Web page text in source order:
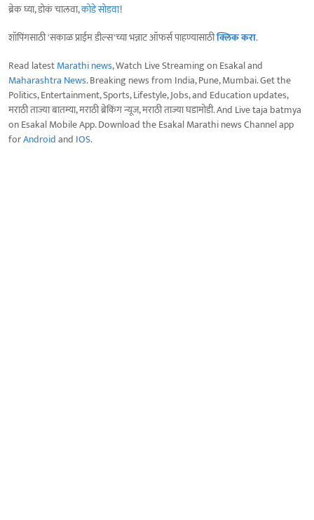
ब्रेक घ्या, डोकं चालवा,कोडे सोडवा!
शॉपिंगसाठी 'सकाळ प्राईम डील्स'च्या भन्नाट ऑफर्स पाहण्यासाठीक्लिक करा.
Read latestMarathi news, Watch Live Streaming on Esakal and
Maharashtra News. Breaking news from India, Pune, Mumbai. Get the
Politics, Entertainment, Sports, Lifestyle, Jobs, and Education updates,
मराठी ताज्या बातम्या, मराठी ब्रेकिंग न्यूज, मराठी ताज्या घडामोडी. And Live taja batmya
on Esakal Mobile App. Download the Esakal Marathi news Channel app
forAndroidand IOS.